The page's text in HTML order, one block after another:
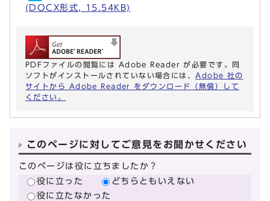
(DOCX形式, 15.54KB)
PDFファイルの閲覧には Adobe Reader が必要です。同
ソフトがインストールされていない場合には、 Adobe 社の
サイトから Adobe Reader をダウンロード（無償）して
ください。
このページに対してご意見をお聞かせください
このページは役に立ちましたか？
役に立った
どちらともいえない
役に立たなかった